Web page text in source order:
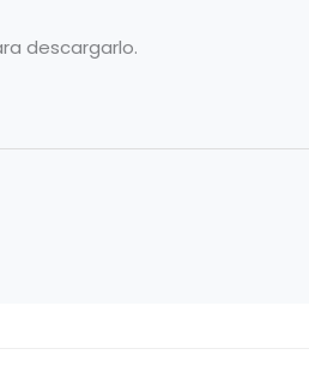
descargarlo.